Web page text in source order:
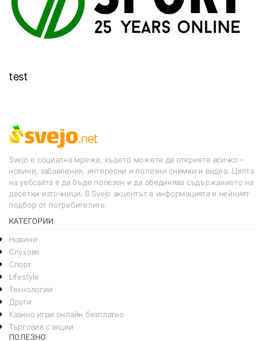
test
Svejo е социална мрежа, където можете да откриете всичко –
новини, забавления, интересни и полезни снимки и видеа. Целта
на уебсайта е да бъде полезен и да обединява съдържанието на
десетки източници. В Svejo акцентът е информацията и нейният
подбор от потребителите.
КАТЕГОРИИ
Новини
Слухове
Спорт
Lifestyle
Технологии
Други
Казино игри онлайн безплатно
Търговия с акции
ПОЛЕЗНО